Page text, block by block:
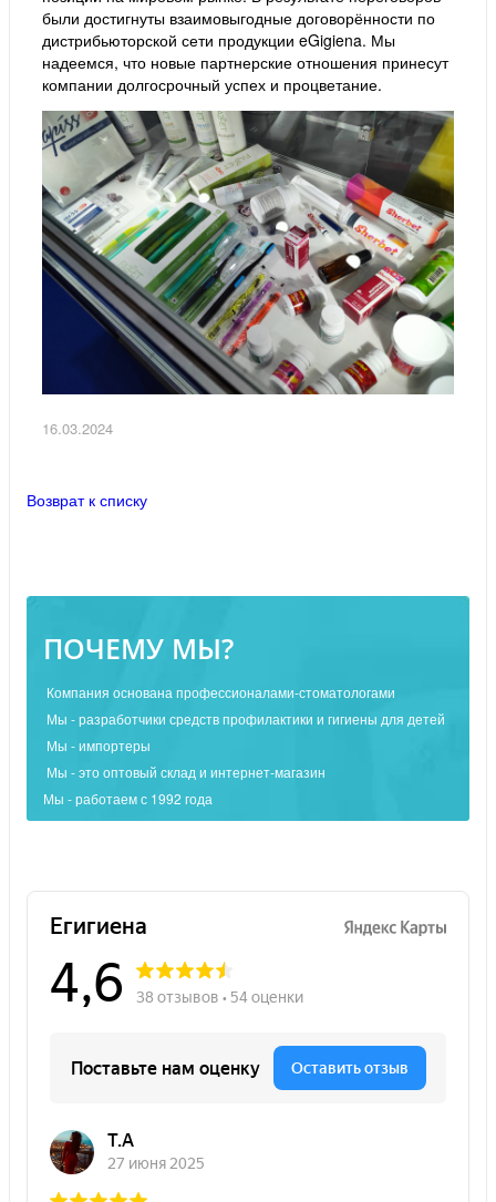
были достигнуты взаимовыгодные договорённости по
дистрибьюторской сети продукции eGigiena. Мы
надеемся, что новые партнерские отношения принесут
компании долгосрочный успех и процветание.
16.03.2024
Возврат к списку
ПОЧЕМУ МЫ?
Компания основана профессионалами-стоматологами
Мы - разработчики средств профилактики и гигиены для детей
Мы - импортеры
Мы - это оптовый склад и интернет-магазин
Мы - работаем с 1992 года